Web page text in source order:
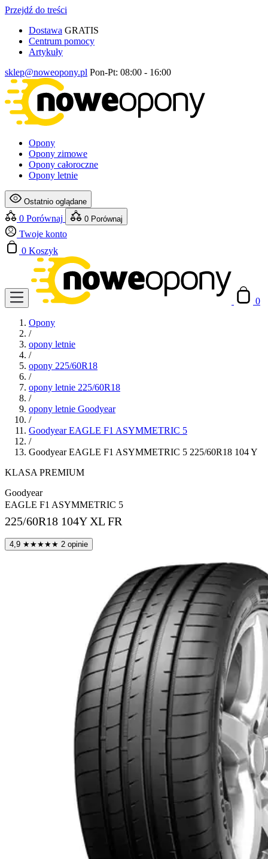
Przejdź do treści
Dostawa GRATIS
Centrum pomocy
Artykuły
sklep@noweopony.pl Pon-Pt: 08:00 - 16:00
Opony
Opony zimowe
Opony całoroczne
Opony letnie
Ostatnio oglądane
0 Porównaj 0 Porównaj
Twoje konto
0 Koszyk
0
Opony
/
opony letnie
/
opony 225/60R18
/
opony letnie 225/60R18
/
opony letnie Goodyear
/
Goodyear EAGLE F1 ASYMMETRIC 5
/
Goodyear EAGLE F1 ASYMMETRIC 5 225/60R18 104 Y
KLASA PREMIUM
Goodyear
EAGLE F1 ASYMMETRIC 5
225/60R18 104Y XL FR
4,9 ★★★★★ 2 opinie